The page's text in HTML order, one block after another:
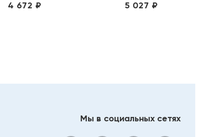
черное стекло
4 672 ₽
черное стекло
5 027 ₽
Мы в социальных сетях